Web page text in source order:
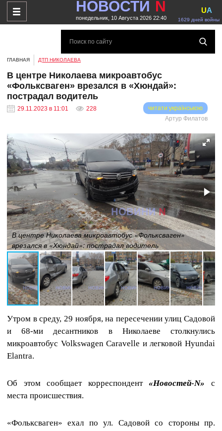
НОВОСТИ N
понедельник, 10 Августа 2026 22:40 1629 дней войны
UA
ГЛАВНАЯ ДТП НИКОЛАЕВА
В центре Николаева микроавтобус
«Фольксваген» врезался в «Хюндай»:
пострадал водитель
29.11.2023 в 11:01 228
читати українською
Артур Филатов
В центре Николаева микроавтобус «Фольксваген»
врезался в «Хюндай»: пострадал водитель
Утром в среду, 29 ноября, на пересечении улиц Садовой
и 68-ми десантников в Николаеве столкнулись
микроавтобус Volkswagen Caravelle и легковой Hyundai
Elantra.
Об этом сообщает корреспондент«Новостей-N» с
места происшествия.
«Фольксваген» ехал по ул. Садовой со стороны пр.